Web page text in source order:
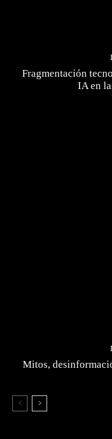
Fragmentación
IA en
Mitos,